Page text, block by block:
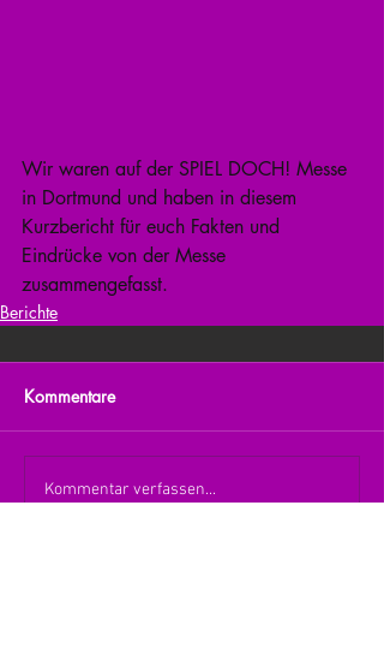
Wir waren auf der SPIEL DOCH! Messe
in Dortmund und haben in diesem
Kurzbericht für euch Fakten und
Eindrücke von der Messe
zusammengefasst.
Berichte
Kommentare
Kommentar verfassen...